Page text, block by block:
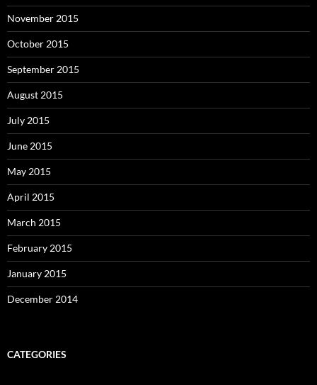
November 2015
October 2015
September 2015
August 2015
July 2015
June 2015
May 2015
April 2015
March 2015
February 2015
January 2015
December 2014
CATEGORIES